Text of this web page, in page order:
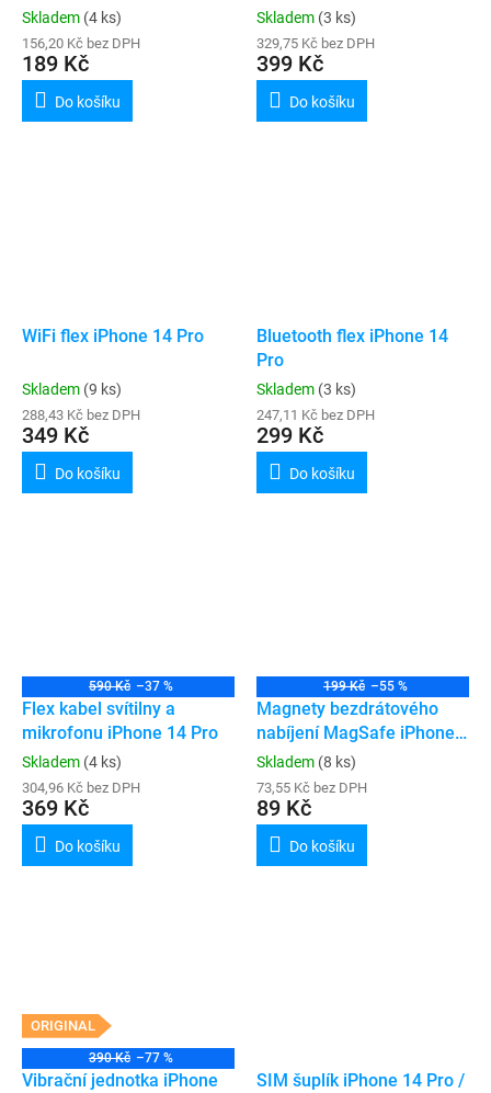
Skladem (4 ks)
156,20 Kč bez DPH
189 Kč
Do košíku
Skladem (3 ks)
329,75 Kč bez DPH
399 Kč
Do košíku
WiFi flex iPhone 14 Pro
Skladem (9 ks)
288,43 Kč bez DPH
349 Kč
Do košíku
Bluetooth flex iPhone 14
Pro
Skladem (3 ks)
247,11 Kč bez DPH
299 Kč
Do košíku
590 Kč –37 %
Flex kabel svítilny a
mikrofonu iPhone 14 Pro
Skladem (4 ks)
304,96 Kč bez DPH
369 Kč
Do košíku
199 Kč –55 %
Magnety bezdrátového
nabíjení MagSafe iPhone
14 Pro / 14 Pro Max
Skladem (8 ks)
73,55 Kč bez DPH
89 Kč
Do košíku
ORIGINAL
390 Kč –77 %
Vibrační jednotka iPhone
SIM šuplík iPhone 14 Pro /